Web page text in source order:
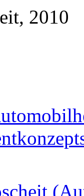
2010